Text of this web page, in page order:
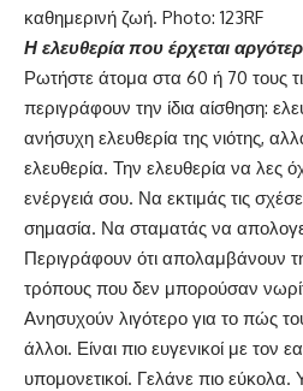
καθημερινή ζωή. Photo: 123RF
Η ελευθερία που έρχεται
Ρωτήστε άτομα στα 60 ή 70 τους
περιγράφουν την ίδια αίσθηση:
ανήσυχη ελευθερία της νιότης,
ελευθερία. Την ελευθερία να λες
ενέργειά σου. Να εκτιμάς τις
σημασία. Να σταματάς να
Περιγράφουν ότι απολαμβάνουν
τρόπους που δεν μπορούσαν
Ανησυχούν λιγότερο για το πώς
άλλοι. Είναι πιο ευγενικοί με τον
υπομονετικοί. Γελάνε πιο εύκολα.